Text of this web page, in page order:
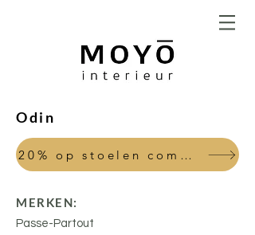
Odin
20% op stoelen combi sales tafel
MERKEN:
Passe-Partout